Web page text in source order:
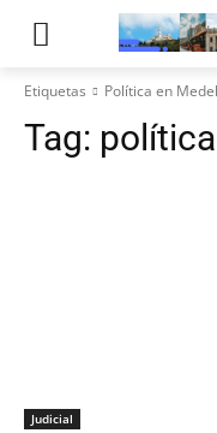
Etiquetas Política en
Tag:
Judicial